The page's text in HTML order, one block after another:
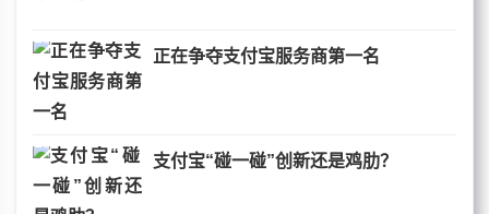
正在争夺支付宝服务商第一名
支付宝“碰一碰”创新还是鸡肋？